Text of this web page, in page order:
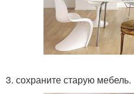
3. сохраните старую мебель.